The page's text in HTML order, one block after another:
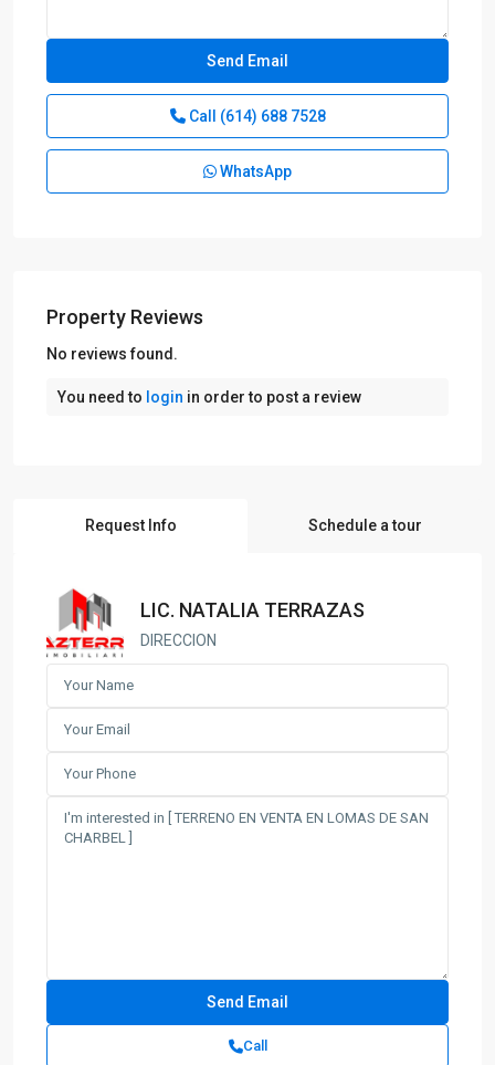
Call (614) 688 7528
WhatsApp
Property Reviews
No reviews found.
You need to login in order to post a review
Request Info Schedule a tour
LIC. NATALIA TERRAZAS
DIRECCION
Call